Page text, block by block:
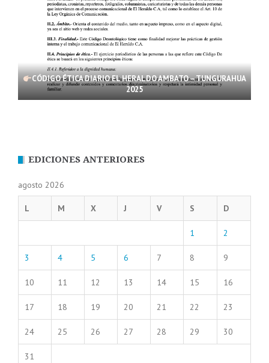
CÓDIGO ÉTICA DIARIO EL HERALDO AMBATO – TUNGURAHUA
2025
EDICIONES ANTERIORES
agosto 2026
L M X J V S D
1 2
3 4 5 6 7 8 9
10 11 12 13 14 15 16
17 18 19 20 21 22 23
24 25 26 27 28 29 30
31